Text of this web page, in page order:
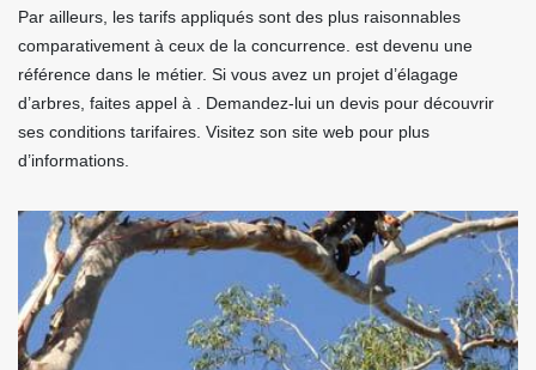
Par ailleurs, les tarifs appliqués sont des plus raisonnables
comparativement à ceux de la concurrence. est devenu une
référence dans le métier. Si vous avez un projet d’élagage
d’arbres, faites appel à . Demandez-lui un devis pour découvrir
ses conditions tarifaires. Visitez son site web pour plus
d’informations.